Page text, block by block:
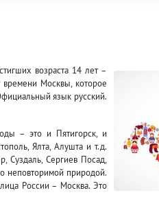
возраста 14 лет –
времени Москвы, которое
язык русский.
– это и Пятигорск, и
Ялта, Алушта и т.д.
Суздаль, Сергиев Посад,
неповторимой природой.
России – Москва. Это